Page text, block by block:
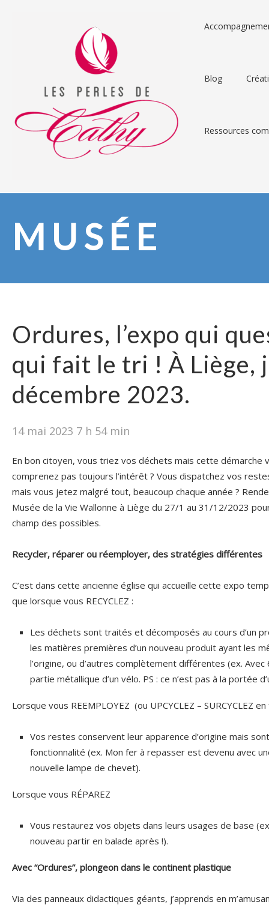
Blog
Ressources
MUSÉE
Ordures, l’expo qui
qui fait le tri ! À Liège,
décembre 2023.
14 mai 2023 7 h 54 min
En bon citoyen, vous triez vos déchets mais cette démarche
comprenez pas toujours l’intérêt ? Vous dispatchez vos
mais vous jetez malgré tout, beaucoup chaque année ?
Musée de la Vie Wallonne à Liège du 27/1 au 31/12/2023
champ des possibles.
Recycler, réparer ou réemployer, des stratégies différentes
C’est dans cette ancienne église qui accueille cette expo
que lorsque vous RECYCLEZ :
Les déchets sont traités et décomposés au cours d’un
les matières premières d’un nouveau produit ayant les
l’origine, ou d’autres complètement différentes (ex.
partie métallique d’un vélo. PS : ce n’est pas à la portée
Lorsque vous REEMPLOYEZ (ou UPCYCLEZ – SURCYCLEZ
Vos restes conservent leur apparence d’origine mais
fonctionnalité (ex. Mon fer à repasser est devenu avec
nouvelle lampe de chevet).
Lorsque vous RÉPAREZ
Vous restaurez vos objets dans leurs usages de base
nouveau partir en balade après !).
Avec “Ordures”, plongeon dans le continent plastique
Via des panneaux didactiques géants, j’apprends en